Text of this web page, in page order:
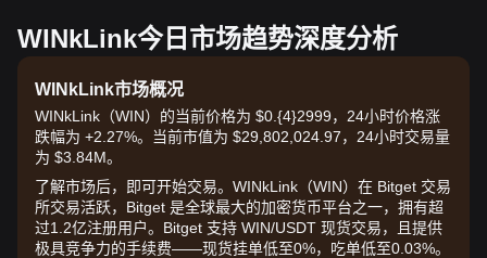
WINkLink今日市场趋势深度分析
WINkLink市场概况
WINkLink（WIN）的当前价格为 $0.{​4}2999，24小时价格涨
跌幅为 +2.27%。当前市值为 $29,802,024.97，24小时交易量
为 $3.84M。
了解市场后，即可开始交易。WINkLink（WIN）在 Bitget 交易
所交易活跃，Bitget 是全球最大的加密货币平台之一，拥有超
过1.2亿注册用户。Bitget 支持 WIN/USDT 现货交易，且提供
极具竞争力的手续费——现货挂单低至0%，吃单低至0.03%。